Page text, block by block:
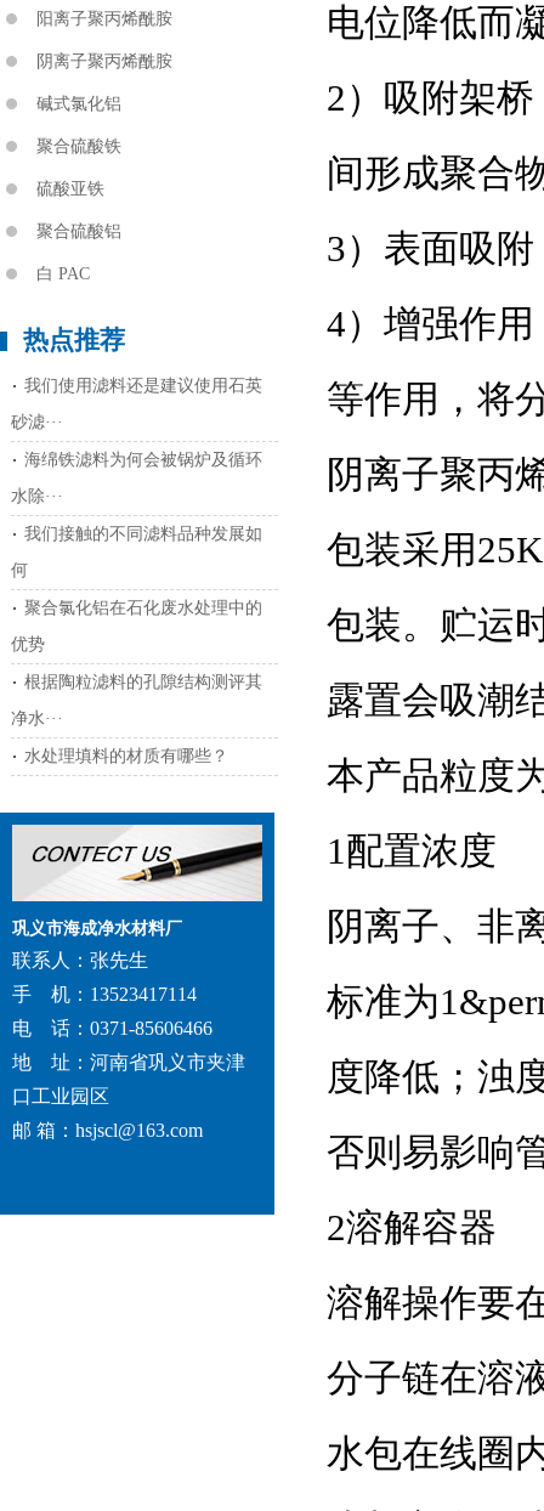
阳离子聚丙烯酰胺
阴离子聚丙烯酰胺
碱式氯化铝
聚合硫酸铁
硫酸亚铁
聚合硫酸铝
白 PAC
热点推荐
我们使用滤料还是建议使用石英
砂滤···
海绵铁滤料为何会被锅炉及循环
水除···
我们接触的不同滤料品种发展如
何
聚合氯化铝在石化废水处理中的
优势
根据陶粒滤料的孔隙结构测评其
净水···
水处理填料的材质有哪些？
巩义市海成净水材料厂
联系人：张先生
手 机：13523417114
电 话：0371-85606466
地 址：河南省巩义市夹津
口工业园区
邮 箱：hsjscl@163.com
电位降低而
2）吸附架
间形成聚合
3）表面吸
4）增强作
等作用，将
阴离子聚丙
包装采用
包装。贮运
露置会吸潮
本产品粒度
1配置浓度
阴离子、非
标准为
度降低；浊
否则易影响
2溶解容器
溶解操作要
分子链在溶
水包在线圈